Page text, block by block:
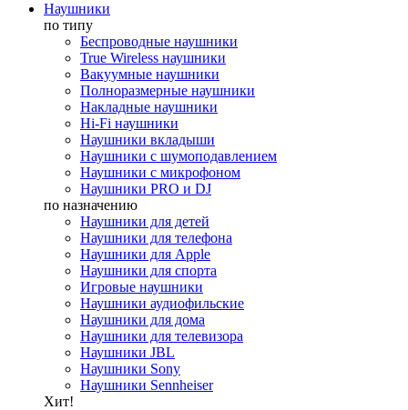
Наушники
по типу
Беспроводные наушники
True Wireless наушники
Вакуумные наушники
Полноразмерные наушники
Накладные наушники
Hi-Fi наушники
Наушники вкладыши
Наушники с шумоподавлением
Наушники с микрофоном
Наушники PRO и DJ
по назначению
Наушники для детей
Наушники для телефона
Наушники для Apple
Наушники для спорта
Игровые наушники
Наушники аудиофильские
Наушники для дома
Наушники для телевизора
Наушники JBL
Наушники Sony
Наушники Sennheiser
Хит!